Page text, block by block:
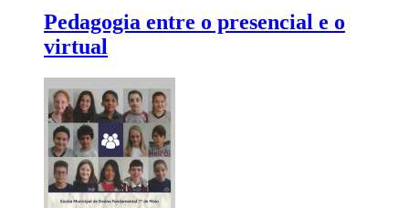
Pedagogia entre o presencial e o
virtual